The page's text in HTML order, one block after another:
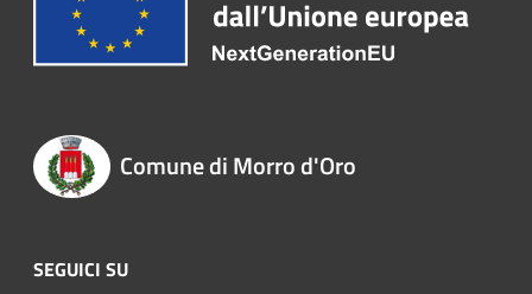
Comune di Morro d'Oro
SEGUICI SU